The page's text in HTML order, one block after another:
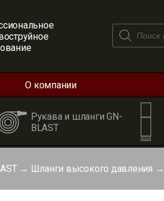
Поиск
товаров
О компании
Рукава и шланги GN-
BLAST
→ Шланги высокого давления →